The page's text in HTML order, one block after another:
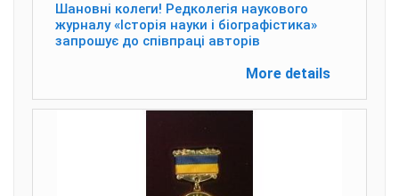
Шановні колеги! Редколегія наукового
журналу «Історія науки і біографістика»
запрошує до співпраці авторів
More details